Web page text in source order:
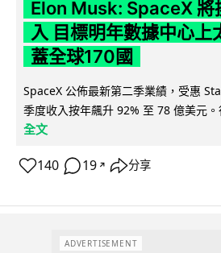
Elon Musk: SpaceX 將
入 目標明年數據中心
蓋全球170國
SpaceX 公佈最新第二季業績，受惠
季度收入按年飆升 92% 至 78 億美元
全文
140 19 ↗ 分享
ADVERTISEMENT